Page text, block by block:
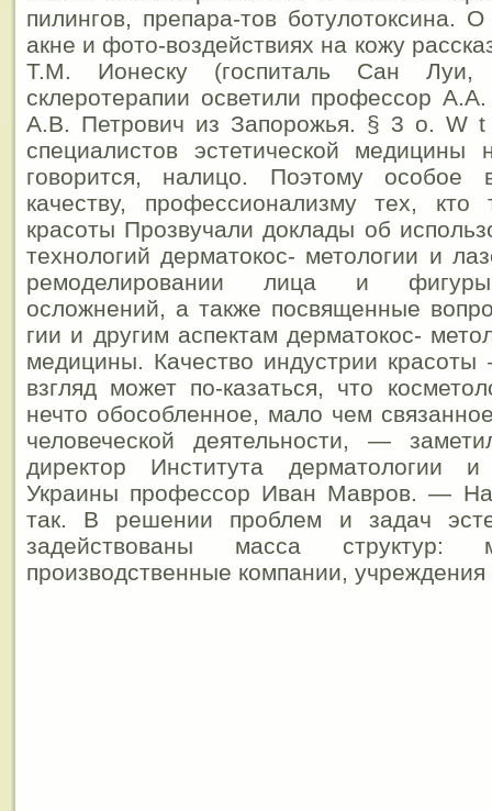
пилингов, препара-тов ботулотоксина.
акне и фото-воздействиях на кожу
Т.М. Ионеску (госпиталь Сан Луи,
склеротерапии осветили профессор
А.В. Петрович из Запорожья. § 3 о. W t
специалистов эстетической
говорится, налицо. Поэтому особое
качеству, профессионализму тех, кто
красоты Прозвучали доклады об
технологий дерматокос- метологии и
ремоделировании лица и
осложнений, а также посвященные
гии и другим аспектам дерматокос-
медицины. Качество индустрии
взгляд может по-казаться, что
нечто обособленное, мало чем
человеческой деятельности, —
директор Института дерматологии
Украины профессор Иван Мавров. —
так. В решении проблем и задач
задействованы масса структур:
производственные компании, учреждения